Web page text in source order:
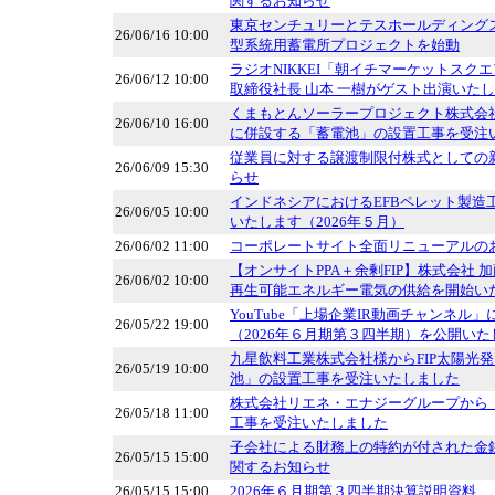
26/06/16 10:00
東京センチュリーとテスホールディング
型系統用蓄電所プロジェクトを始動
26/06/12 10:00
ラジオNIKKEI「朝イチマーケットスク
取締役社長 山本 一樹がゲスト出演いた
26/06/10 16:00
くまもとんソーラープロジェクト株式会
に併設する「蓄電池」の設置工事を受注
26/06/09 15:30
従業員に対する譲渡制限付株式としての
らせ
26/06/05 10:00
インドネシアにおけるEFBペレット製造
いたします（2026年５月）
26/06/02 11:00
コーポレートサイト全面リニューアルの
26/06/02 10:00
【オンサイトPPA＋余剰FIP】株式会社
再生可能エネルギー電気の供給を開始い
26/05/22 19:00
YouTube「上場企業IR動画チャンネル」
（2026年６月期第３四半期）を公開い
26/05/19 10:00
九星飲料工業株式会社様からFIP太陽光
池」の設置工事を受注いたしました
26/05/18 11:00
株式会社リエネ・エナジーグループから
工事を受注いたしました
26/05/15 15:00
子会社による財務上の特約が付された金
関するお知らせ
26/05/15 15:00
2026年６月期第３四半期決算説明資料